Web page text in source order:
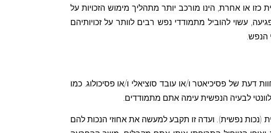
או אחרת, הינו מורכב יותר מתהליך מימוש הזכויות על
עשוי להוביל מתמודדי נפש רבים לוותר על זכויותיהם
הנפש.
של פסיכיאטר ו/או עובד סוציאלי ו/או פסיכולוג. כמו
לבעיה הנפשית עימה אתם מתמודדים.
(נכות נפשית). ועדה זו תקבע למעשה את אחוזי הנכות להם